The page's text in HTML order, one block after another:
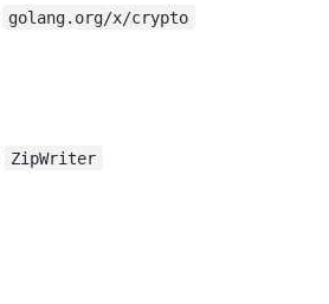
golang.org/x/crypto
ZipWriter